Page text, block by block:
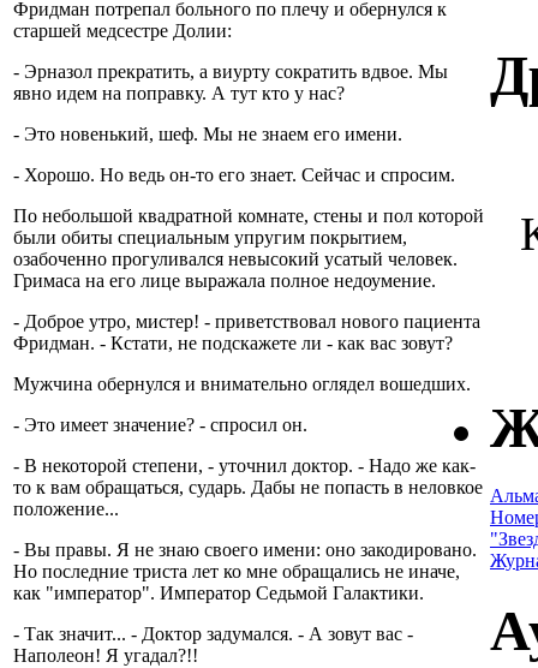
Фридман потрепал больного по плечу и обернулся к
старшей медсестре Долии:
- Эрназол прекратить, а виурту сократить вдвое. Мы
явно идем на поправку. А тут кто у нас?
- Это новенький, шеф. Мы не знаем его имени.
- Хорошо. Но ведь он-то его знает. Сейчас и спросим.
По небольшой квадратной комнате, стены и пол которой
были обиты специальным упругим покрытием,
озабоченно прогуливался невысокий усатый человек.
Гримаса на его лице выражала полное недоумение.
- Доброе утро, мистер! - приветствовал нового пациента
Фридман. - Кстати, не подскажете ли - как вас зовут?
Мужчина обернулся и внимательно оглядел вошедших.
- Это имеет значение? - спросил он.
- В некоторой степени, - уточнил доктор. - Надо же как-
то к вам обращаться, сударь. Дабы не попасть в неловкое
положение...
- Вы правы. Я не знаю своего имени: оно закодировано.
Но последние триста лет ко мне обращались не иначе,
как "император". Император Седьмой Галактики.
- Так значит... - Доктор задумался. - А зовут вас -
Наполеон! Я угадал?!!